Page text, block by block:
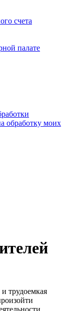
счета
палате
обработку моих
трудоемкая